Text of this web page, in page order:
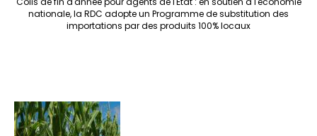
nationale, la RDC adopte un Programme de substitution des
importations par des produits 100% locaux